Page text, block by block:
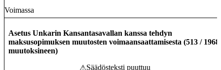
Voimassa
Asetus Unkarin Kansantasavallan kanssa tehdyn
maksusopimuksen muutosten voimaansaattamisesta (513 / 1968
muutoksineen)
⚠Säädösteksti puuttuu